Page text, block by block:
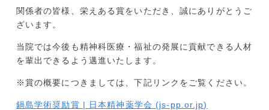
関係者の皆様、栄えある賞をいただき、誠にありがとうご
ざいます。
当院では今後も精神科医療・福祉の発展に貢献できる人材
を輩出できるよう邁進いたします。
※賞の概要につきましては、下記リンクをご覧ください。
鍋島学術奨励賞 | 日本精神薬学会 (js-pp.or.jp)